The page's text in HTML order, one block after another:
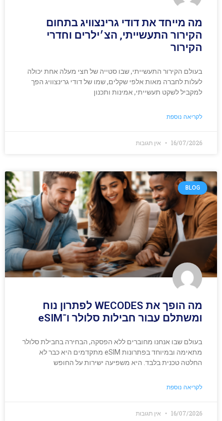
מה מייחד את דודי גרינצוויג בתחום
הקירור התעשייתי, הצ׳ילרים וחדרי
הקירור
בעולם הקירור התעשייתי, שבו סטייה של חצי מעלה אחת יכולה
לעלות לחברה מאות אלפי שקלים, שמו של דודי גרינצוויג הפך
למקביל לשקט תעשייתי, אמינות ותכנון
לקריאה נוספת
16/07/2026 אין תגובות
BLOG
מה הופך את WECODES לפתרון נוח
ומשתלם עבור חבילות סלולר ו־eSIM
בעולם שבו אנחנו מחוברים ללא הפסקה, הבחירה בחבילת סלולר
מתאימה ובמיוחד בפתרונות eSIM מתקדמים היא כבר לא
החלטה טכנית בלבד. היא משפיעה ישירות על החופש
לקריאה נוספת
16/07/2026 אין תגובות